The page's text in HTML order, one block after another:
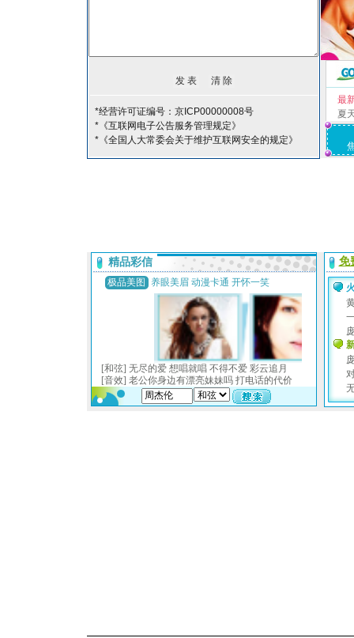
*经营许可证编号：京ICP00000008号
*《互联网电子公告服务管理规定》
*《全国人大常委会关于维护互联网安全的规定》
最
夏